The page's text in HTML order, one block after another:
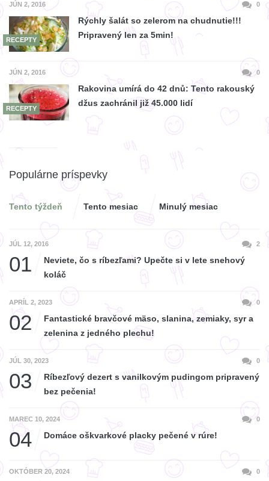
JÚN 2, 2016 0
RECEPTY
Rýchly šalát so zelerom na chudnutie!!!
Pripravený len za 5min!
JÚN 2, 2016 0
RECEPTY
Rakovina umírá do 42 dnů: Tento rakouský
džus zachránil již 45.000 lidí
Populárne príspevky
Tento týždeň Tento mesiac Minulý mesiac
JÚL 12, 2016 2
01
Neviete, čo s ríbezľami? Upečte si v lete snehový
koláč
APRÍL 2, 2023 0
02
Fantastické bravčové mäso, slanina, zemiaky, syr a
zelenina z jedného plechu!
JÚL 30, 2023 0
03
Ríbezľový dezert s vanilkovým pudingom pripravený
bez pečenia!
MAREC 10, 2024 0
04 Domáce oškvarkové placky pečené v rúre!
OKTÓBER 20, 2024 0